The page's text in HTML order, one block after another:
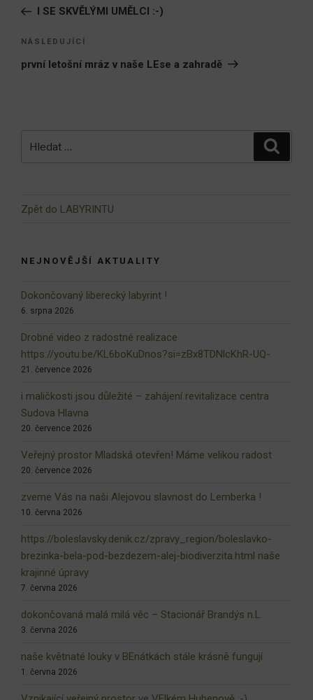
příspěvek
příspěvek
I SE SKVĚLÝMI UMĚLCI :-)
Následující
příspěvek
NÁSLEDUJÍCÍ
první letošní mráz v naše LEse a zahradě
Zpět do LABYRINTU
NEJNOVĚJŠÍ AKTUALITY
Dokončovaný liberecký labyrint !
6. srpna 2026
Drobné video z radostné realizace
https://youtu.be/KL6boKuDnos?si=zBx8TDNlcKhR-UQ-
21. července 2026
i maličkosti jsou důležité – zahájení revitalizace centra
Sudova Hlavna
20. července 2026
Veřejný prostor Mladská otevřen! Máme velikou radost
20. července 2026
zveme Vás na naši Alejovou slavnost do Lemberka !
10. června 2026
https://boleslavsky.denik.cz/zpravy_region/boleslavko-
brezinka-bela-pod-bezdezem-alej-biodiverzita.html naše
krajinné úpravy
7. června 2026
dokončovaná malá milá věc – Stacionář Brandýs n.L.
3. června 2026
naše květnaté louky v BEnátkách stále krásně fungují
1. června 2026